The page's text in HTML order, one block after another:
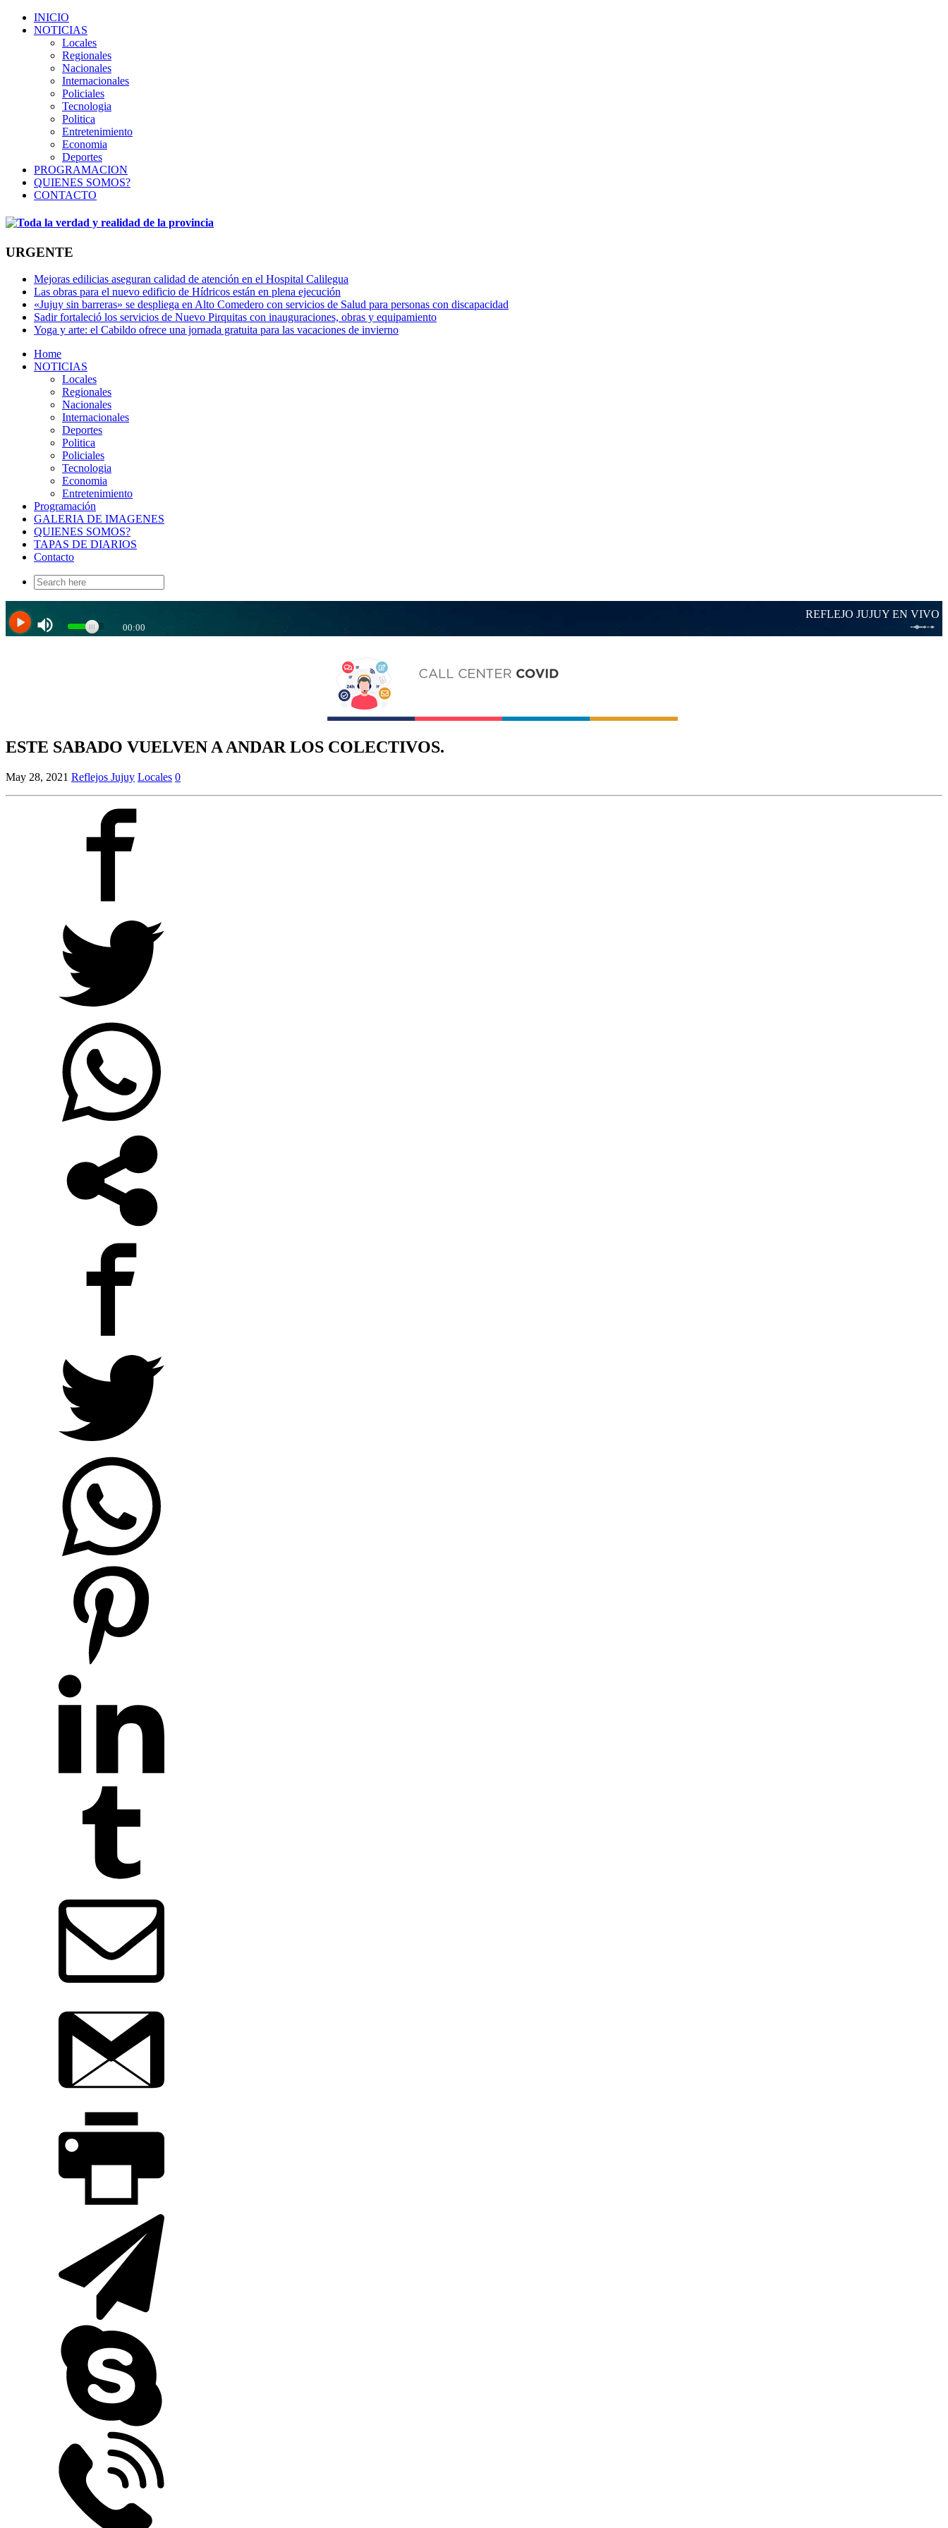
INICIO
NOTICIAS
Locales
Regionales
Nacionales
Internacionales
Policiales
Tecnologia
Politica
Entretenimiento
Economia
Deportes
PROGRAMACION
QUIENES SOMOS?
CONTACTO
URGENTE
Mejoras edilicias aseguran calidad de atención en el Hospital Calilegua
Las obras para el nuevo edificio de Hídricos están en plena ejecución
«Jujuy sin barreras» se despliega en Alto Comedero con servicios de Salud para personas con discapacidad
Sadir fortaleció los servicios de Nuevo Pirquitas con inauguraciones, obras y equipamiento
Yoga y arte: el Cabildo ofrece una jornada gratuita para las vacaciones de invierno
Home
NOTICIAS
Locales
Regionales
Nacionales
Internacionales
Deportes
Politica
Policiales
Tecnologia
Economia
Entretenimiento
Programación
GALERIA DE IMAGENES
QUIENES SOMOS?
TAPAS DE DIARIOS
Contacto
Search
for:
ESTE SABADO VUELVEN A ANDAR LOS COLECTIVOS.
May 28, 2021 Reflejos Jujuy Locales 0